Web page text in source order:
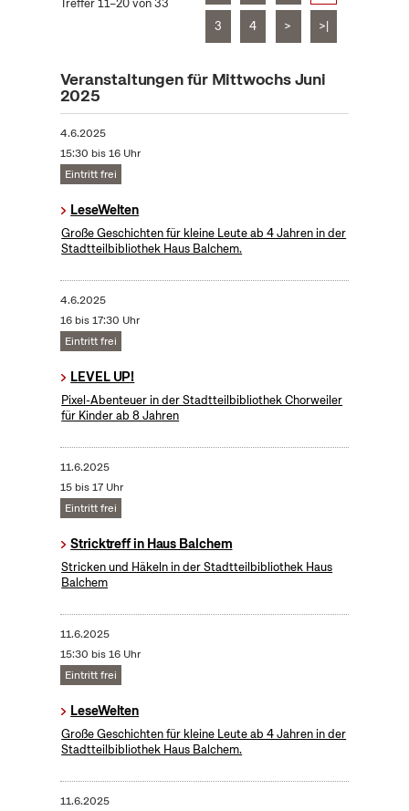
3 4 > >|
Veranstaltungen für Mittwochs Juni
2025
4.6.2025
15:30 bis 16 Uhr
Eintritt frei
LeseWelten
Große Geschichten für kleine Leute ab 4 Jahren in der
Stadtteilbibliothek Haus Balchem.
4.6.2025
16 bis 17:30 Uhr
Eintritt frei
LEVEL UP!
Pixel-Abenteuer in der Stadtteilbibliothek Chorweiler
für Kinder ab 8 Jahren
11.6.2025
15 bis 17 Uhr
Eintritt frei
Stricktreff in Haus Balchem
Stricken und Häkeln in der Stadtteilbibliothek Haus
Balchem
11.6.2025
15:30 bis 16 Uhr
Eintritt frei
LeseWelten
Große Geschichten für kleine Leute ab 4 Jahren in der
Stadtteilbibliothek Haus Balchem.
11.6.2025